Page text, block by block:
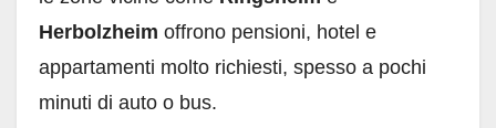
Herbolzheim offrono pensioni, hotel e
appartamenti molto richiesti, spesso a pochi
minuti di auto o bus.